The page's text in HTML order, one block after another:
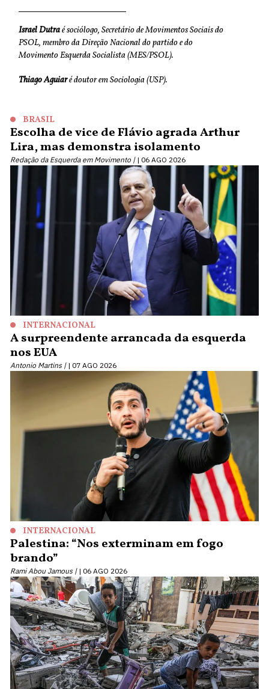
Israel Dutraé sociólogo, Secretário de Movimentos Sociais do
PSOL, membro da Direção Nacional do partido e do
Movimento Esquerda Socialista (MES/PSOL).
Thiago Aguiaré doutor em Sociologia (USP).
BRASIL
Escolha de vice de Flávio agrada Arthur
Lira, mas demonstra isolamento
Redação da Esquerda em Movimento | 06 AGO 2026
INTERNACIONAL
A surpreendente arrancada da esquerda
nos EUA
Antonio Martins | 07 AGO 2026
INTERNACIONAL
Palestina: “Nos exterminam em fogo
brando”
Rami Abou Jamous | 06 AGO 2026